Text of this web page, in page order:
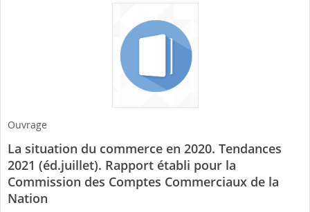
Ouvrage
La situation du commerce en 2020. Tendances
2021 (éd.juillet). Rapport établi pour la
Commission des Comptes Commerciaux de la
Nation